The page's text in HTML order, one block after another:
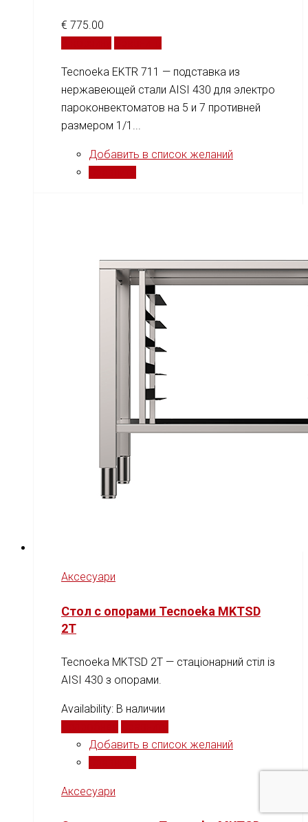
€ 775.00
Tecnoeka EKTR 711 — подставка из
нержавеющей стали AISI 430 для электро
пароконвектоматов на 5 и 7 противней
размером 1/1...
Добавить в список желаний
Аксесуари
Стол с опорами Tecnoeka MKTSD
2T
Tecnoeka MKTSD 2T — стаціонарний стіл із
AISI 430 з опорами.
Availability: В наличии
Добавить в список желаний
Аксесуари